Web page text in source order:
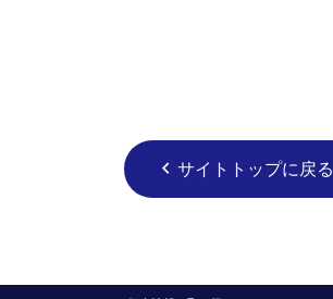
chevron_left サイトトップに戻る